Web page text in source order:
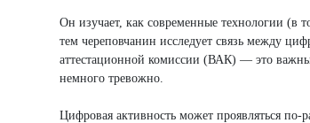
Он изучает, как современные технологии (в
тем череповчанин исследует связь между
аттестационной комиссии (ВАК) — это
немного тревожно.
Цифровая активность может проявляться